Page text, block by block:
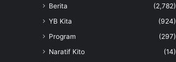
Berita
(2,782)
YB Kita
(924)
Program
(297)
Naratif Kito
(14)